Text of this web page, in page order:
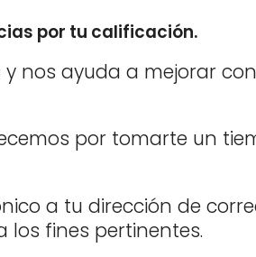
por tu calificación.
nos ayuda a mejorar
por tomarte un
a tu dirección de
los fines pertinentes.